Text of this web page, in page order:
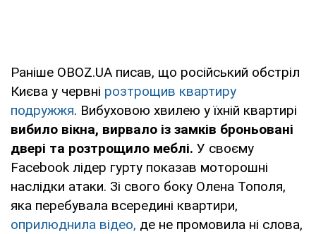
Раніше OBOZ.UA писав, що російський обстріл
Києва у червні розтрощив квартиру
подружжя. Вибуховою хвилею у їхній квартирі
вибило вікна, вирвало із замків броньовані
двері та розтрощило меблі. У своєму
Facebook лідер гурту показав моторошні
наслідки атаки. Зі свого боку Олена Тополя,
яка перебувала всередині квартири,
оприлюднила відео, де не промовила ні слова,